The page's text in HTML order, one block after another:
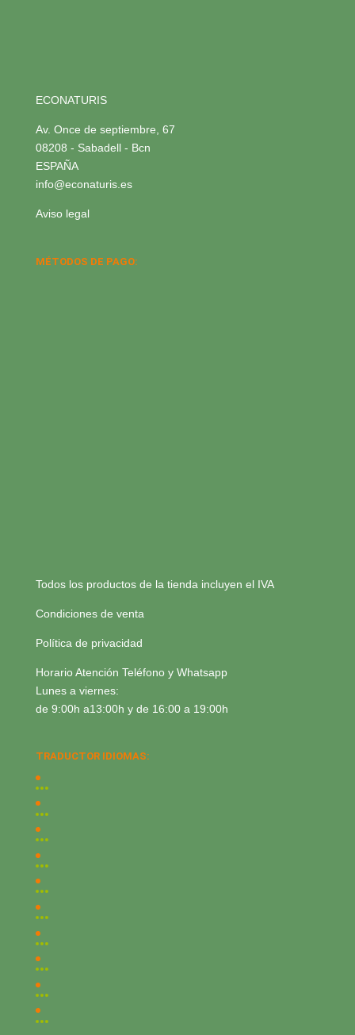
ECONATURIS
Av. Once de septiembre, 67
08208 - Sabadell - Bcn
ESPAÑA
info@econaturis.es
Aviso legal
MÉTODOS DE PAGO:
Todos los productos de la tienda incluyen el IVA
Condiciones de venta
Política de privacidad
Horario Atención Teléfono y Whatsapp
Lunes a viernes:
de 9:00h a13:00h y de 16:00 a 19:00h
TRADUCTOR IDIOMAS: